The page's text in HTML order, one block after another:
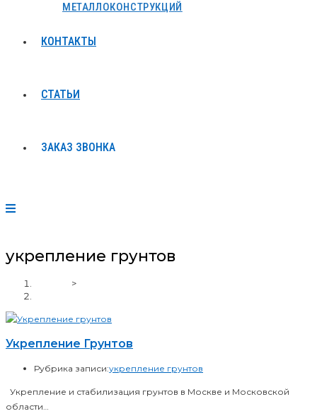
МЕТАЛЛОКОНСТРУКЦИЙ
КОНТАКТЫ
СТАТЬИ
ЗАКАЗ ЗВОНКА
укрепление грунтов
>
Укрепление Грунтов
Рубрика записи:укрепление грунтов
Укрепление и стабилизация грунтов в Москве и Московской
области…